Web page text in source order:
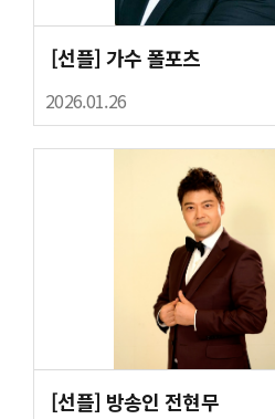
[선플] 가수 폴포츠
2026.01.26
[선플] 방송인 전현무